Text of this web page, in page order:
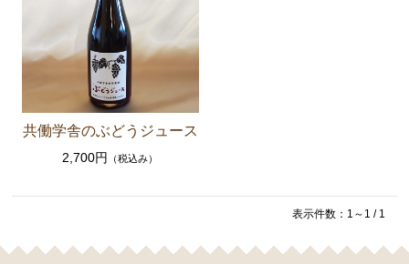
共働学舎の加工食品
農場産そば
共働学舎のトマトソース
ホエイジャム
共働学舎のぶどうジュース
肉加工製品(寧楽共働学舎製)
共働学舎のぶどうジュース
2,700円 （税込み）
表示件数：1～1 / 1